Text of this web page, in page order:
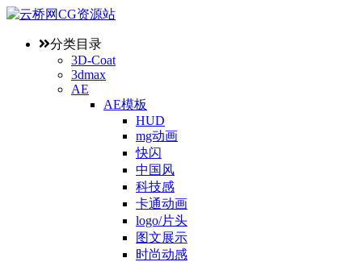
分类目录
3D-Coat
3dmax
AE
AE模板
HUD
mg动画
快闪
中国风
科技感
卡通动画
logo/片头
图文展示
时尚动感